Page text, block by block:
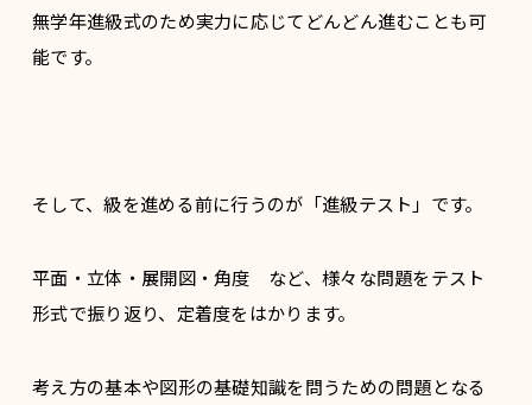
無学年進級式のため実力に応じてどんどん進むことも可
能です。
そして、級を進める前に行うのが「進級テスト」です。
平面・立体・展開図・角度 など、様々な問題をテスト
形式で振り返り、定着度をはかります。
考え方の基本や図形の基礎知識を問うための問題となる